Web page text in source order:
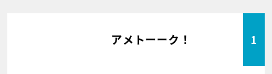
アメトーーク！ 1